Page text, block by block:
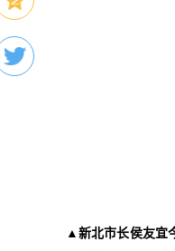
▲新北市长侯友宜